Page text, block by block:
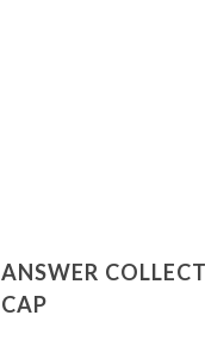
ANSWER
CAP